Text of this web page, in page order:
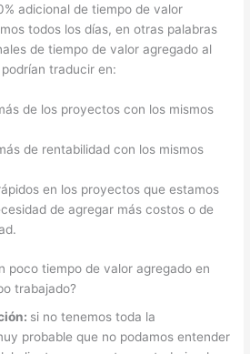
adicional de tiempo de valor
todos los días, en otras palabras
de tiempo de valor agregado al
traducir en:
de los proyectos con los mismos
de rentabilidad con los mismos
en los proyectos que estamos
de agregar más costos o de
poco tiempo de valor agregado en
trabajado?
si no tenemos toda la
probable que no podamos entender